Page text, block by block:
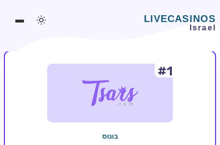
משחקים אונליין
#1
בונוס